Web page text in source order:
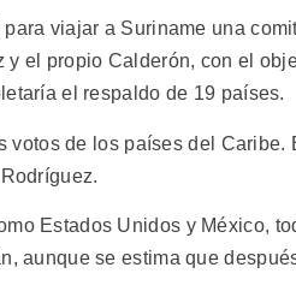
viajar a Suriname una
el propio Calderón, con el
el respaldo de 19 países.
votos de los países del Caribe.
Estados Unidos y México,
aunque se estima que